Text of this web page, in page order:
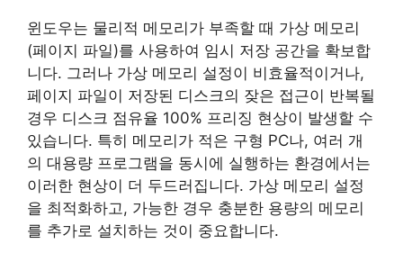
윈도우는 물리적 메모리가 부족할 때 가상 메모리
(페이지 파일)를 사용하여 임시 저장 공간을 확보합
니다. 그러나 가상 메모리 설정이 비효율적이거나,
페이지 파일이 저장된 디스크의 잦은 접근이 반복될
경우 디스크 점유율 100% 프리징 현상이 발생할 수
있습니다. 특히 메모리가 적은 구형 PC나, 여러 개
의 대용량 프로그램을 동시에 실행하는 환경에서는
이러한 현상이 더 두드러집니다. 가상 메모리 설정
을 최적화하고, 가능한 경우 충분한 용량의 메모리
를 추가로 설치하는 것이 중요합니다.